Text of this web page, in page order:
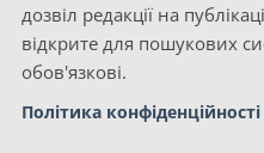
дозвіл редакції на
відкрите для пошукових
обов'язкові.
Політика